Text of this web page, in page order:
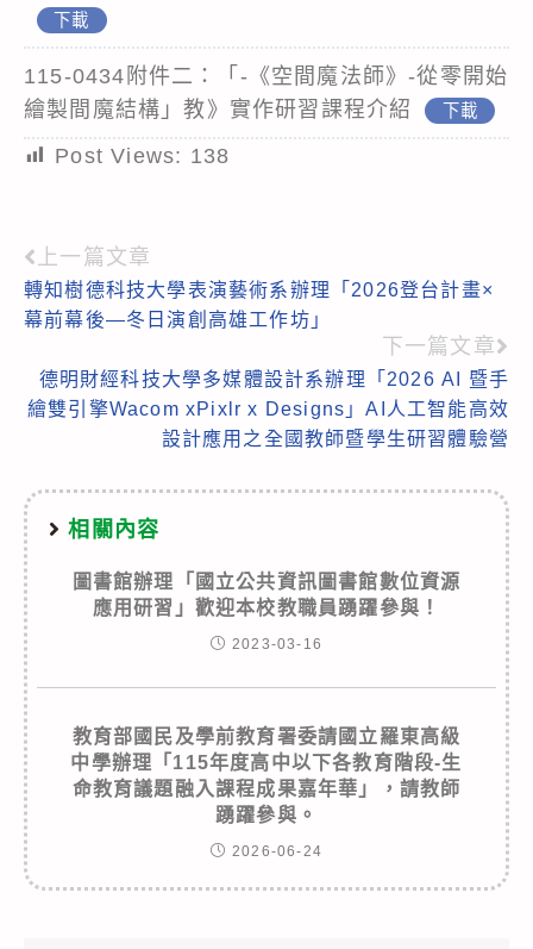
下載
115-0434附件二：「-《空間魔法師》-從零開始
繪製間魔結構」教》實作研習課程介紹
下載
Post Views: 138
Read
more
上一篇文章
轉知樹德科技大學表演藝術系辦理「2026登台計畫×
幕前幕後—冬日演創高雄工作坊」
下一篇文章
德明財經科技大學多媒體設計系辦理「2026 AI 暨手
繪雙引擎Wacom xPixlr x Designs」AI人工智能高效
設計應用之全國教師暨學生研習體驗營
相關內容
圖書館辦理「國立公共資訊圖書館數位資源
應用研習」歡迎本校教職員踴躍參與！
2023-03-16
教育部國民及學前教育署委請國立羅東高級
中學辦理「115年度高中以下各教育階段-生
命教育議題融入課程成果嘉年華」，請教師
踴躍參與。
2026-06-24